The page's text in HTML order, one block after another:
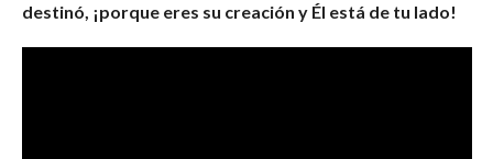
destinó, ¡porque eres su creación y Él está de tu lado!